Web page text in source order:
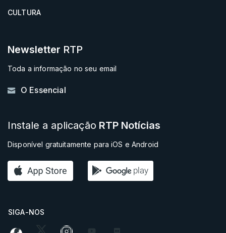
CULTURA
Newsletter RTP
Toda a informação no seu email
O Essencial
Instale a aplicação RTP Notícias
Disponível gratuitamente para iOS e Android
SIGA-NOS